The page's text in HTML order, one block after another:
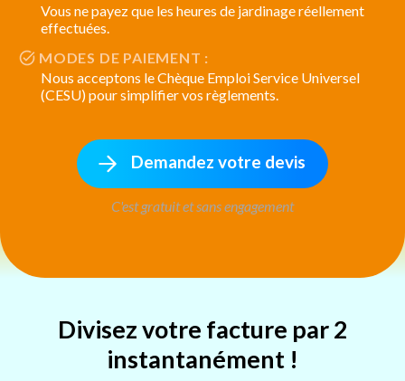
Vous ne payez que les heures de jardinage réellement
effectuées.
MODES DE PAIEMENT :
Nous acceptons le Chèque Emploi Service Universel
(CESU) pour simplifier vos règlements.
Demandez votre devis
C'est gratuit et sans engagement
Divisez votre facture par 2
instantanément !